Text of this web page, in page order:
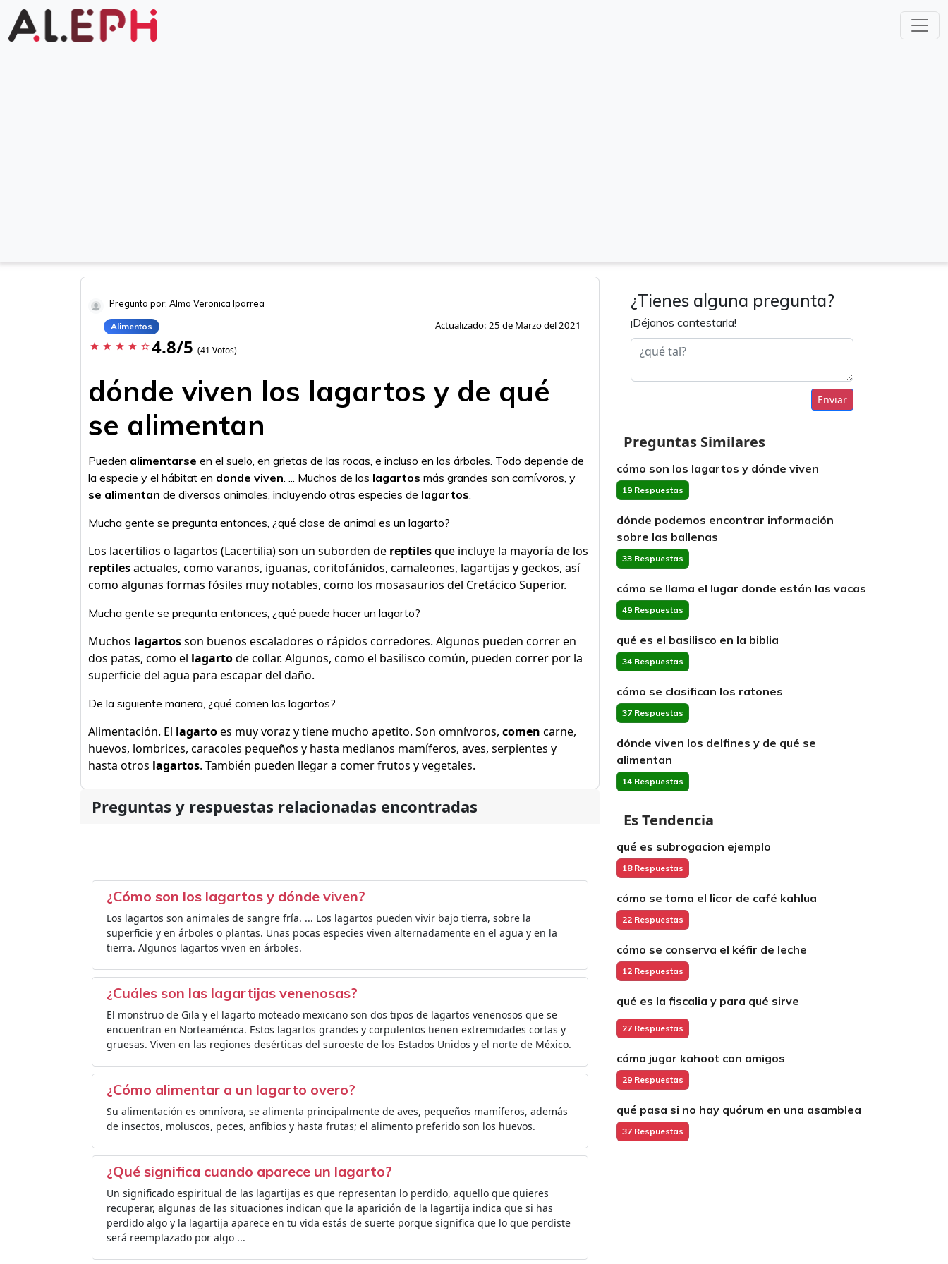
Pregunta por: Alma Veronica Iparrea
Alimentos Actualizado: 25 de Marzo del 2021
star star star star star_border 4.8/5 (41 Votos)
dónde viven los lagartos y de qué
se alimentan
Pueden alimentarse en el suelo, en grietas de las rocas, e incluso en los árboles. Todo depende de
la especie y el hábitat en donde viven. ... Muchos de los lagartos más grandes son carnívoros, y
se alimentan de diversos animales, incluyendo otras especies de lagartos.
Mucha gente se pregunta entonces, ¿qué clase de animal es un lagarto?
Los lacertilios o lagartos (Lacertilia) son un suborden de reptilesque incluye la mayoría de los
reptilesactuales, como varanos, iguanas, coritofánidos, camaleones, lagartijas y geckos, así
como algunas formas fósiles muy notables, como los mosasaurios del Cretácico Superior.
Mucha gente se pregunta entonces, ¿qué puede hacer un lagarto?
Muchos lagartosson buenos escaladores o rápidos corredores. Algunos pueden correr en
dos patas, como el lagartode collar. Algunos, como el basilisco común, pueden correr por la
superficie del agua para escapar del daño.
De la siguiente manera, ¿qué comen los lagartos?
Alimentación. El lagartoes muy voraz y tiene mucho apetito. Son omnívoros, comen carne,
huevos, lombrices, caracoles pequeños y hasta medianos mamíferos, aves, serpientes y
hasta otros lagartos. También pueden llegar a comer frutos y vegetales.
Preguntas y respuestas relacionadas encontradas
¿Cómo son los lagartos y dónde viven?
Los lagartos son animales de sangre fría. ... Los lagartos pueden vivir bajo tierra, sobre la
superficie y en árboles o plantas. Unas pocas especies viven alternadamente en el agua y en la
tierra. Algunos lagartos viven en árboles.
¿Cuáles son las lagartijas venenosas?
El monstruo de Gila y el lagarto moteado mexicano son dos tipos de lagartos venenosos que se
encuentran en Norteamérica. Estos lagartos grandes y corpulentos tienen extremidades cortas y
gruesas. Viven en las regiones desérticas del suroeste de los Estados Unidos y el norte de México.
¿Cómo alimentar a un lagarto overo?
Su alimentación es omnívora, se alimenta principalmente de aves, pequeños mamíferos, además
de insectos, moluscos, peces, anfibios y hasta frutas; el alimento preferido son los huevos.
¿Qué significa cuando aparece un lagarto?
Un significado espiritual de las lagartijas es que representan lo perdido, aquello que quieres
recuperar, algunas de las situaciones indican que la aparición de la lagartija indica que si has
perdido algo y la lagartija aparece en tu vida estás de suerte porque significa que lo que perdiste
será reemplazado por algo ...
¿Tienes alguna pregunta?
¡Déjanos contestarla!
Enviar
Preguntas Similares
cómo son los lagartos y dónde viven
19 Respuestas
dónde podemos encontrar información
sobre las ballenas
33 Respuestas
cómo se llama el lugar donde están las vacas
49 Respuestas
qué es el basilisco en la biblia
34 Respuestas
cómo se clasifican los ratones
37 Respuestas
dónde viven los delfines y de qué se
alimentan
14 Respuestas
Es Tendencia
qué es subrogacion ejemplo
18 Respuestas
cómo se toma el licor de café kahlua
22 Respuestas
cómo se conserva el kéfir de leche
12 Respuestas
qué es la fiscalia y para qué sirve
27 Respuestas
cómo jugar kahoot con amigos
29 Respuestas
qué pasa si no hay quórum en una asamblea
37 Respuestas